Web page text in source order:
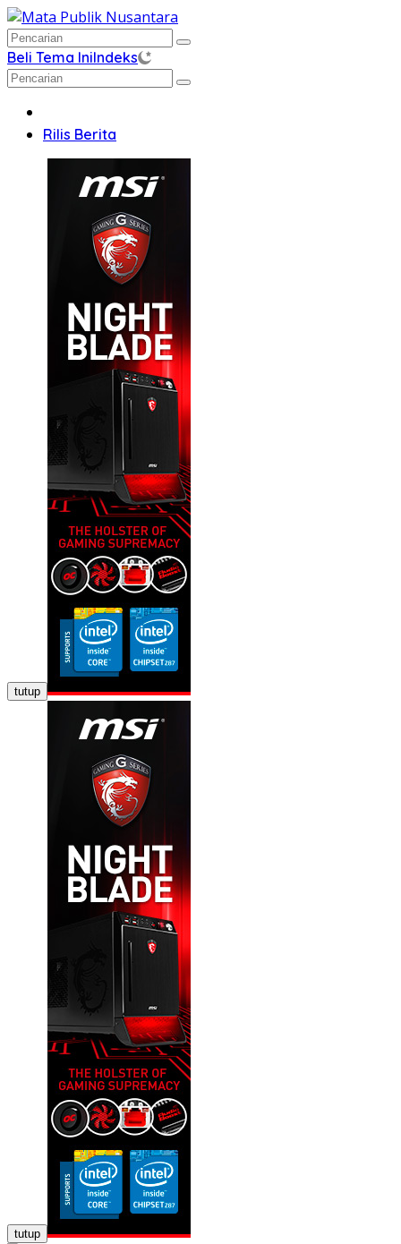
Langsung
ke
konten
Beli Tema IniIndeks
Rilis Berita
tutup
tutup